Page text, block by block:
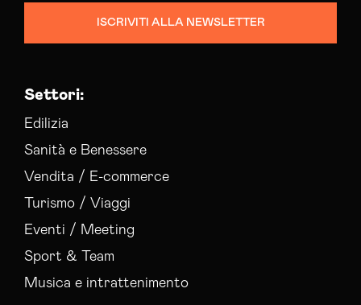
ISCRIVITI ALLA NEWSLETTER
Settori:
Edilizia
Sanità e Benessere
Vendita / E-commerce
Turismo / Viaggi
Eventi / Meeting
Sport & Team
Musica e intrattenimento